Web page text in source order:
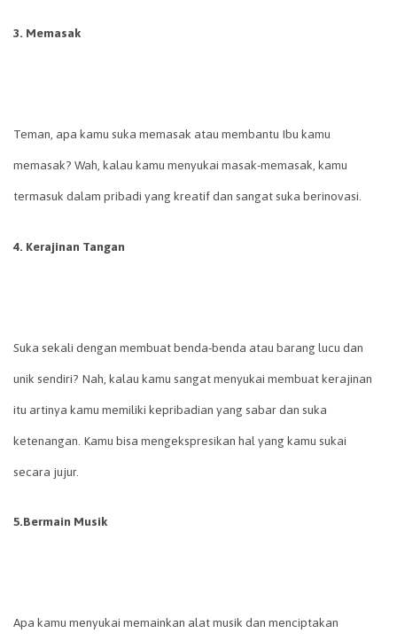
3. Memasak
Teman, apa kamu suka memasak atau membantu Ibu kamu
memasak? Wah, kalau kamu menyukai masak-memasak, kamu
termasuk dalam pribadi yang kreatif dan sangat suka berinovasi.
4. Kerajinan Tangan
Suka sekali dengan membuat benda-benda atau barang lucu dan
unik sendiri? Nah, kalau kamu sangat menyukai membuat kerajinan
itu artinya kamu memiliki kepribadian yang sabar dan suka
ketenangan. Kamu bisa mengekspresikan hal yang kamu sukai
secara jujur.
5.Bermain Musik
Apa kamu menyukai memainkan alat musik dan menciptakan